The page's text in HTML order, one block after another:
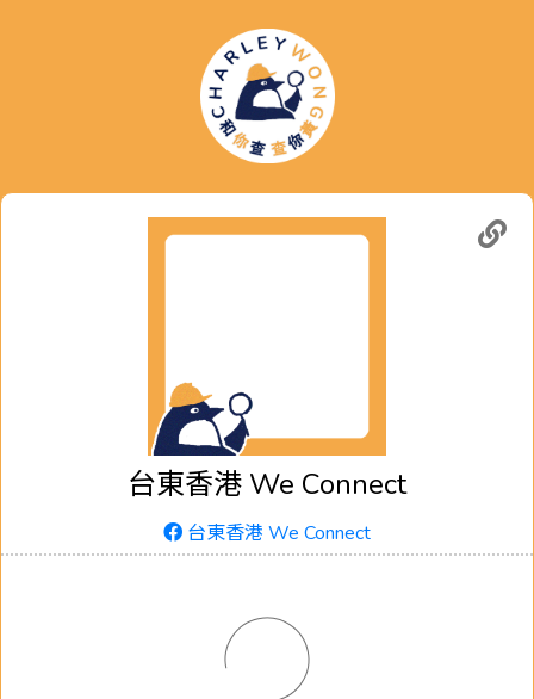
台東香港 We Connect
台東香港 We Connect